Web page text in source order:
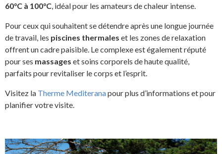
60°C à 100°C, idéal pour les amateurs de chaleur intense.
Pour ceux qui souhaitent se détendre après une longue journée
de travail, les piscines thermales et les zones de relaxation
offrent un cadre paisible. Le complexe est également réputé
pour ses massages et soins corporels de haute qualité,
parfaits pour revitaliser le corps et l’esprit.
Visitez la Therme Mediteranapour plus d’informations et pour
planifier votre visite.